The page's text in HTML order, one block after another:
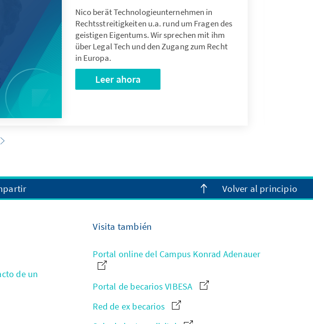
Nico berät Technologieunternehmen in
Rechtsstreitigkeiten u.a. rund um Fragen des
geistigen Eigentums. Wir sprechen mit ihm
über Legal Tech und den Zugang zum Recht
in Europa.
Leer ahora
Volver al principio
de un
Visita también
Portal online del Campus Konrad Adenauer
Portal de becarios VIBESA
Red de ex becarios